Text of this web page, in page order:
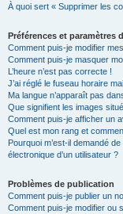
À quoi sert « Supprimer les
Préférences et paramètres
Comment puis-je modifier
Comment puis-je masquer
L’heure n’est pas correcte !
J’ai réglé le fuseau horaire
Ma langue n’apparaît pas
Que signifient les images
Comment puis-je afficher un
Quel est mon rang et
Pourquoi m’est-il demandé
électronique d’un utilisateur ?
Problèmes de publication
Comment puis-je publier un
Comment puis-je modifier ou